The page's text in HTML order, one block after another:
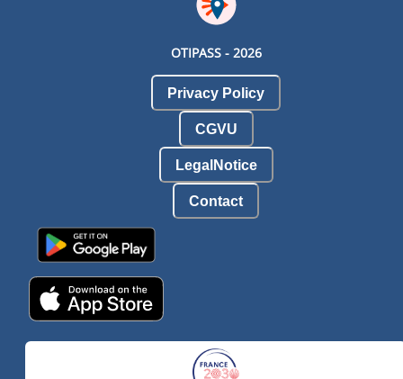
OTIPASS - 2026
Privacy Policy
CGVU
LegalNotice
Contact